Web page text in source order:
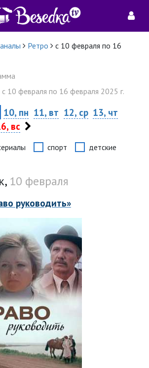
Ретро
с 10 февраля по 16
c 10 февраля по 16 февраля 2025 г.
10, пн 11, вт 12, ср 13, чт
вс
спорт детские
10 февраля
руководить»